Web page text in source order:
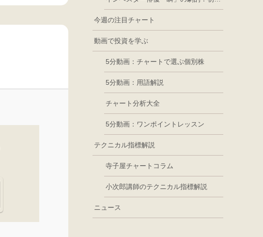
今週の注目チャート
動画で投資を学ぶ
5分動画：チャートで選ぶ個別株
5分動画：用語解説
チャート分析大全
5分動画：ワンポイントレッスン
テクニカル指標解説
寺子屋チャートコラム
小次郎講師のテクニカル指標解説
ニュース